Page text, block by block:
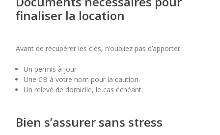
finaliser la location
Avant de récupérer les clés, n’oubliez pas d’apporter :
Un permis à jour
Une CB à votre nom pour la caution.
Un relevé de domicile, le cas échéant.
Bien s’assurer sans stress